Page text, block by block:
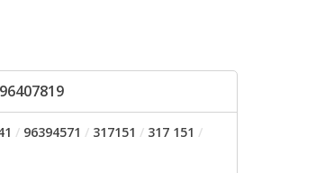
96407819
/ 96394571 / 317151 / 317 151 /